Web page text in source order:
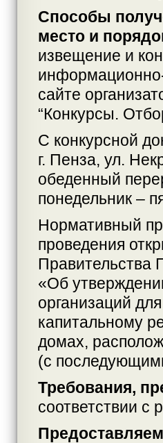
Способы
место и
извещение и
сайте
“Конкурсы.
С конкурсной
г. Пенза, ул.
обеденный
понедельник –
Нормативный
проведения
Правительства
«Об
организаций
капитальному
домах,
(с
Требования,
соответствии с